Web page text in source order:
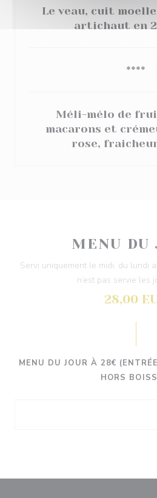
Le veau, cuit
artichaut en
****
Méli-mélo de
macarons et
rose,
MENU DU
Servi uniquement le midi, du lundi
n’est pas servie les
28,00
MENU DU JOUR À 28€
HORS